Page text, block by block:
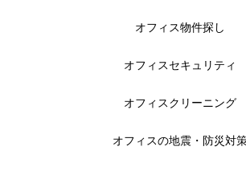
オフィス物件探し
オフィスセキュリティ
オフィスクリーニング
オフィスの地震・防災対